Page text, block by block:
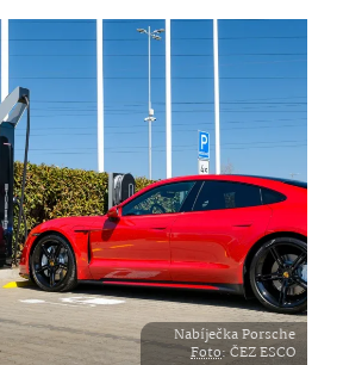
Nabíječka Porsche
Foto: ČEZ ESCO